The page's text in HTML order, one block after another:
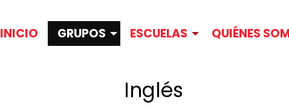
INICIO GRUPOS ESCUELAS QUIÉNES
Inglés